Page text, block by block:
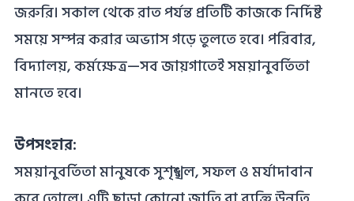
জরুরি। সকাল থেকে রাত পর্যন্ত প্রতিটি কাজকে নির্দিষ্ট
সময়ে সম্পন্ন করার অভ্যাস গড়ে তুলতে হবে। পরিবার,
বিদ্যালয়, কর্মক্ষেত্র—সব জায়গাতেই সময়ানুবর্তিতা
মানতে হবে।
উপসংহার:
সময়ানুবর্তিতা মানুষকে সুশৃঙ্খল, সফল ও মর্যাদাবান